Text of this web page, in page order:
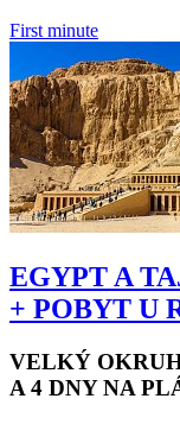
First minute
EGYPT A
+ POBYT U
VELKÝ
A 4 DNY NA